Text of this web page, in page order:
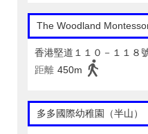
The Woodland
香港堅道１１０－１１８
距離 450m
多多國際幼稚園（半山）